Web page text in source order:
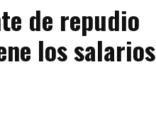
de repudio
los salarios